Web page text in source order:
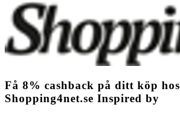
Få 8% cashback på ditt köp hos
Shopping4net.se Inspired by